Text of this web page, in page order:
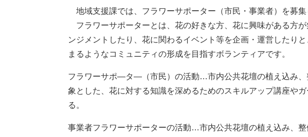
地域支援課では、フラワーサポーター（市民・事業者）を募集
フラワーサポーターとは、花の好きな方、花に興味がある方
ンジメントしたり、花に関わるイベント等を企画・運営したり
まるようなコミュニティの形成を目指すボランティアです。
フラワーサポ―タ―（市民）の活動…市内公共花壇の植え込み、
象とした、花に対する知識を深めるためのスキルアップ講座や
る。
事業者フラワーサポーターの活動…市内公共花壇の植え込み、